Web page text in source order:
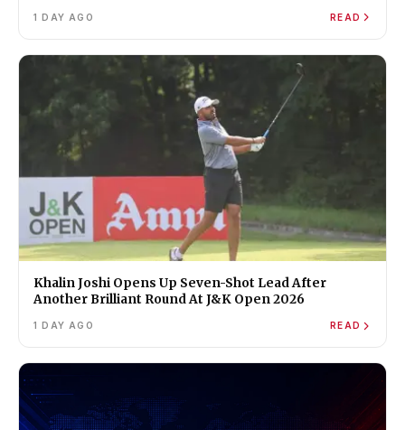
1 DAY AGO READ
Khalin Joshi Opens Up Seven-Shot Lead After
Another Brilliant Round At J&K Open 2026
1 DAY AGO READ